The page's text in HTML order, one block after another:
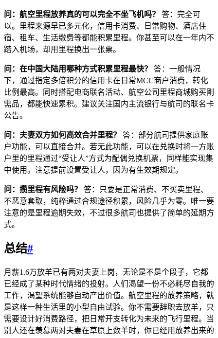
问：航空里程放养真的可以完全不坐飞机吗？
答：完全可
以。里程来源早已多元化，信用卡消费、日常购物、酒店住
宿、租车、生活缴费等都能积累里程。你甚至可以在一年内不
踏入机场，却用里程换出一张票。
问：在中国大陆用哪种方式积累里程最快？
答：一般情况
下，通过指定多倍积分的信用卡在日常MCC商户消费，转化
比例最高。同时搭配电商联名活动、航空公司里程商城购买刚
需品，都能快速累积。建议关注国内主流银行与航司的联名卡
公告。
问：夫妻双方如何高效合并里程？
答：部分航司提供家庭账
户功能，可以直接合并。若无此功能，可以在兑换时将一方账
户里的里程通过“受让人”方式为配偶兑换机票，同样能实现集
中使用。注意提前设置受让人，因为有生效期规定。
问：攒里程有风险吗？
答：只要是正常消费、不买卖里程、
不恶意套取，纯粹通过合规途径积累，风险几乎为零。唯一要
注意的是里程逾期失效，不过很多航司也提供了简单的延期方
式。
总结#
月薪1.6万放羊已有两对夫妻上岗，无论是不是个段子，它都
已经成了某种时代情绪的投射。人们渴望一份不必耗尽自我的
工作，渴望系统能够自动产出价值。航空里程的放养策略，就
是这样一种生活里的小型自由试验。你不需要辞职去放羊，只
需要设计好消费路径，把日常开支转化为未来的飞行里程。当
别人还在羡慕两对夫妻在草原上数羊时，你已经用放养出来的